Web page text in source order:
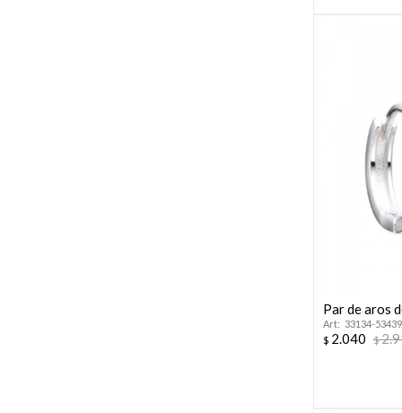
Par de aros
33134-
$ 2.040 $